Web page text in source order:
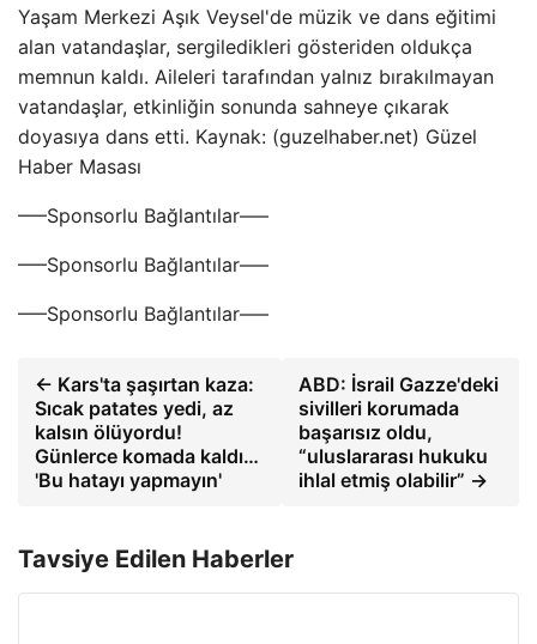
Yaşam Merkezi Aşık Veysel'de müzik ve dans eğitimi
alan vatandaşlar, sergiledikleri gösteriden oldukça
memnun kaldı. Aileleri tarafından yalnız bırakılmayan
vatandaşlar, etkinliğin sonunda sahneye çıkarak
doyasıya dans etti. Kaynak: (guzelhaber.net) Güzel
Haber Masası
—–Sponsorlu Bağlantılar—–
—–Sponsorlu Bağlantılar—–
—–Sponsorlu Bağlantılar—–
← Kars'ta şaşırtan kaza:
Sıcak patates yedi, az
kalsın ölüyordu!
Günlerce komada kaldı…
'Bu hatayı yapmayın'
ABD: İsrail Gazze'deki
sivilleri korumada
başarısız oldu,
“uluslararası hukuku
ihlal etmiş olabilir” →
Tavsiye Edilen Haberler